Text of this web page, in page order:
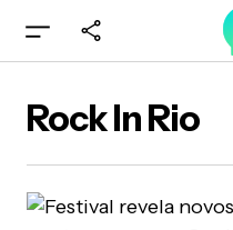
Rock In Rio